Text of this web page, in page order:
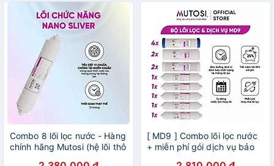
Combo 8 lõi lọc nước - Hàng
chính hãng Mutosi (hệ lõi thô
[ MD9 ] Combo lõi lọc nước
+ miễn phí gói dịch vụ bảo